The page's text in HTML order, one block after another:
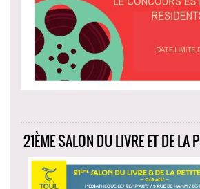
21ÈME SALON DU LIVRE ET DE LA